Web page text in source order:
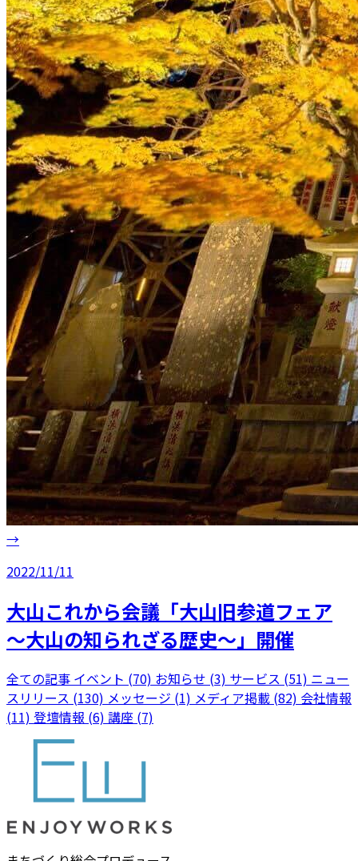
→
2022/11/11
大山これから会議「大山旧参道フェア
～大山の知られざる歴史～」開催
全ての記事 イベント (70) お知らせ (3) サービス (51) ニュー
スリリース (130) メッセージ (1) メディア掲載 (82) 会社情報
(11) 登壇情報 (6) 講座 (7)